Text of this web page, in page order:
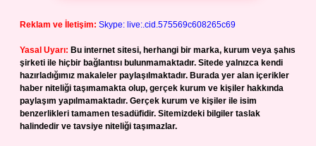
Reklam ve İletişim: Skype: live:.cid.575569c608265c69
Yasal Uyarı: Bu internet sitesi, herhangi bir marka, kurum veya şahıs
şirketi ile hiçbir bağlantısı bulunmamaktadır. Sitede yalnızca kendi
hazırladığımız makaleler paylaşılmaktadır. Burada yer alan içerikler
haber niteliği taşımamakta olup, gerçek kurum ve kişiler hakkında
paylaşım yapılmamaktadır. Gerçek kurum ve kişiler ile isim
benzerlikleri tamamen tesadüfidir. Sitemizdeki bilgiler taslak
halindedir ve tavsiye niteliği taşımazlar.